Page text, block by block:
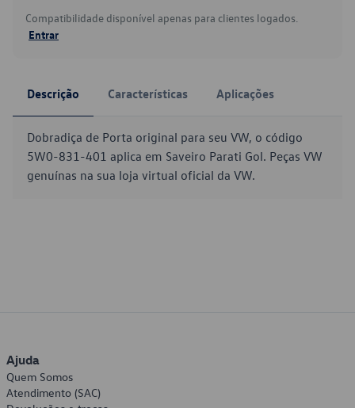
Compatibilidade disponível apenas para clientes logados.
Entrar
Descrição Características Aplicações
Dobradiça de Porta original para seu VW, o código
5W0-831-401 aplica em Saveiro Parati Gol. Peças VW
genuínas na sua loja virtual oficial da VW.
Ajuda
Quem Somos
Atendimento (SAC)